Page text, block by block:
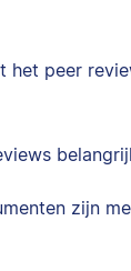
het peer
zijn